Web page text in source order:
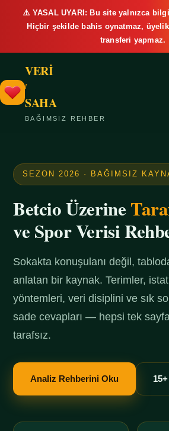
⚠️ YASAL UYARI: Bu site yalnızca
Hiçbir şekilde bahis oynatmaz,
transferi yapmaz.
VERİ
/
SAHA
BAĞIMSIZ REHBER
SEZON 2026 · BAĞIMSIZ
Betcio Üzerine
ve Spor Verisi
Sokakta konuşulanı değil,
anlatan bir kaynak. Terimler,
yöntemleri, veri disiplini ve sık
sade cevapları — hepsi tek
tarafsız.
Analiz Rehberini Oku